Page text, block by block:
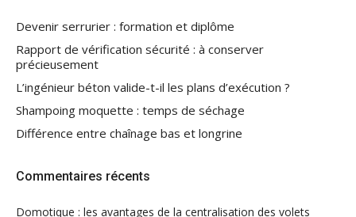
Devenir serrurier : formation et diplôme
Rapport de vérification sécurité : à conserver
précieusement
L’ingénieur béton valide-t-il les plans d’exécution ?
Shampoing moquette : temps de séchage
Différence entre chaînage bas et longrine
Commentaires récents
Domotique : les avantages de la centralisation des volets